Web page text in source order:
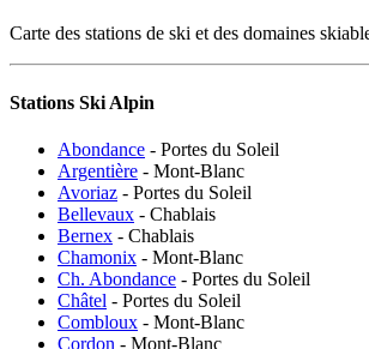
Carte des stations de ski et des domaines
Stations Ski Alpin
Abondance - Portes du Soleil
Argentière - Mont-Blanc
Avoriaz - Portes du Soleil
Bellevaux - Chablais
Bernex - Chablais
Chamonix - Mont-Blanc
Ch. Abondance - Portes du Soleil
Châtel - Portes du Soleil
Combloux - Mont-Blanc
Cordon - Mont-Blanc